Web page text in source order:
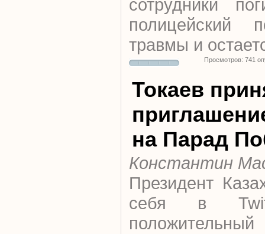
сотрудники
полицейский
травмы и
Просмотров: 741
Токаев
на Парад
Константин
Президент
себя в